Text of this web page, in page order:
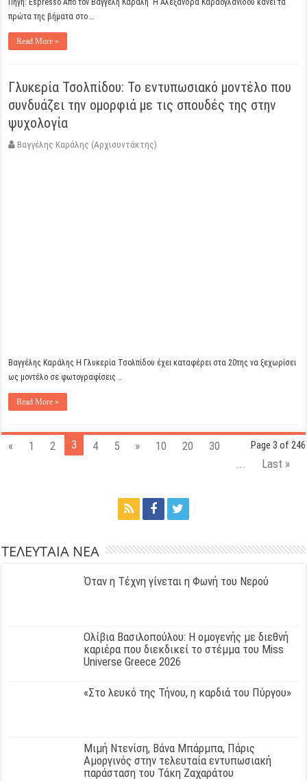
πρώτα της βήματα στο …
Read More »
Γλυκερία Τσολπίδου: Το εντυπωσιακό μοντέλο που
συνδυάζει την ομορφιά με τις σπουδές της στην
ψυχολογία
Βαγγέλης Καράλης (Αρχισυντάκτης)
Βαγγέλης Καράλης H Γλυκερία Τσολπίδου έχει καταφέρει στα 20της να ξεχωρίσει
ως μοντέλο σε φωτογραφίσεις …
Read More »
Page 3 of 246
« 1 2 3 4 5 » 10 20
30
Last »
ΤΕΛΕΥΤΑΙΑ ΝΕΑ
Όταν η Τέχνη γίνεται η Φωνή του Νερού
Ολίβια Βασιλοπούλου: Η ομογενής με διεθνή
καριέρα που διεκδικεί το στέμμα του Miss
Universe Greece 2026
«Στο λευκό της Τήνου, η καρδιά του Πύργου»
Μιμή Ντενίση, Βάνα Μπάρμπα, Πάρις
Αμοργινός στην τελευταία εντυπωσιακή
παράσταση του Τάκη Ζαχαράτου